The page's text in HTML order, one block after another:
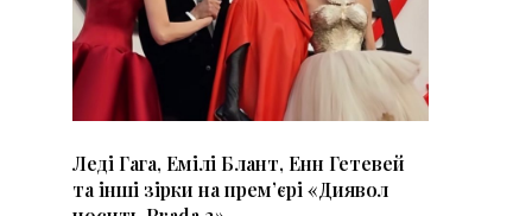
Леді Гага, Емілі Блант, Енн Гетевей
та інші зірки на премʼєрі «Диявол